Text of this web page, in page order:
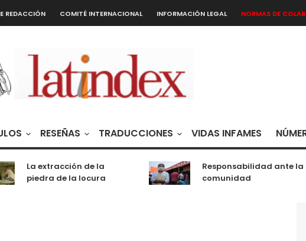
REDACCIÓN COMITÉ INTERNACIONAL INFORMACIÓN LEGAL NORMAS DE
RESEÑAS TRADUCCIONES VIDAS INFAMES
La extracción de la
piedra de la locura
Responsabilidad ante la
comunidad